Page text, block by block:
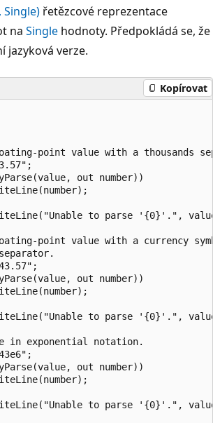
Single) řetězcové reprezentace
na Single hodnoty. Předpokládá se, že
jazyková verze.
Kopírovat
point value with a thousands
out number))
to parse '{0}'.",
point value with a currency
out number))
to parse '{0}'.",
in exponential notation.
out number))
to parse '{0}'.",